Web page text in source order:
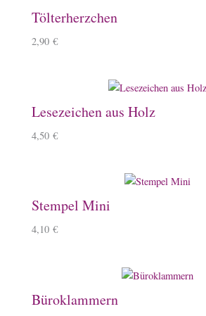
Tölterherzchen
2,90 €
Lesezeichen aus Holz
4,50 €
Stempel Mini
4,10 €
Büroklammern